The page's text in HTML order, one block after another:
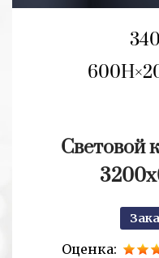
600H
Световой
Оценка: